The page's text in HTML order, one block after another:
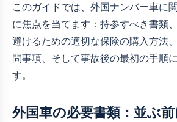
このガイドでは、外国ナンバー車に
に焦点を当てます：持参すべき書類
避けるための適切な保険の購入方法
問事項、そして事故後の最初の手順
す。
外国車の必要書類：並ぶ